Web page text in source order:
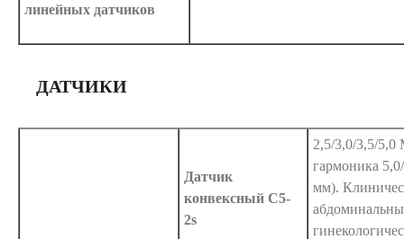
линейных датчиков
ДАТЧИКИ
Датчик
конвексный C5-
2s
2,5/3,0/3,5/5,0
гармоника
мм).